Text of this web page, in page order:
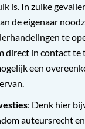
is. In zulke
de eigenaar
te
direct in contact te
een
: Denk hier
auteursrecht